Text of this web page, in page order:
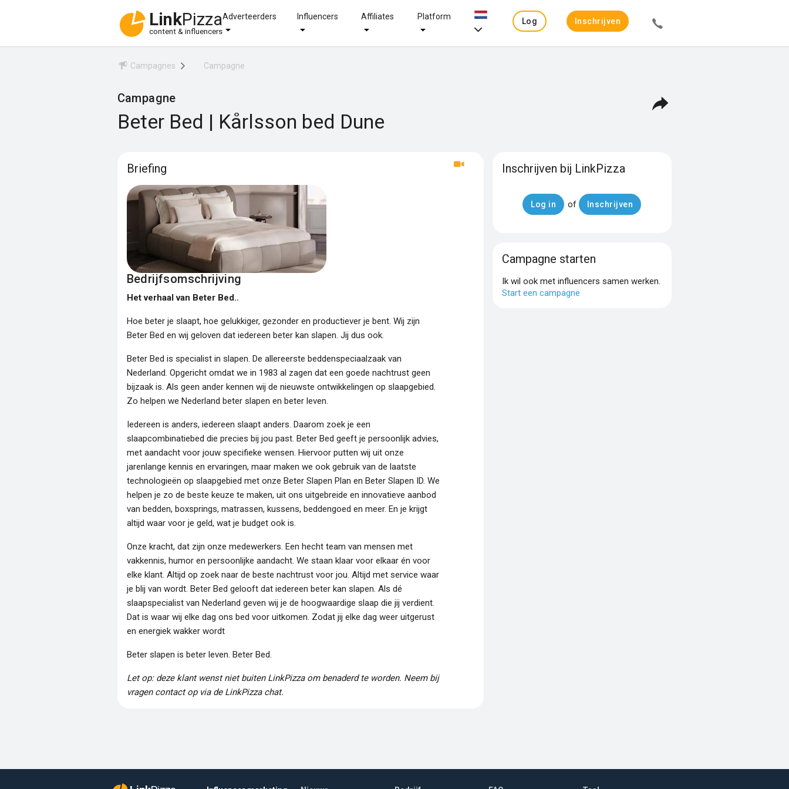
LinkPizza
content & influencers
Adverteerders Influencers Affiliates Platform
Log
Inschrijven
Campagnes Campagne
Campagne
Beter Bed | Kårlsson bed Dune
Briefing
Bedrijfsomschrijving
Het verhaal van Beter Bed..
Hoe beter je slaapt, hoe gelukkiger, gezonder en productiever je bent. Wij zijn
Beter Bed en wij geloven dat iedereen beter kan slapen. Jij dus ook.
Beter Bed is specialist in slapen. De allereerste beddenspeciaalzaak van
Nederland. Opgericht omdat we in 1983 al zagen dat een goede nachtrust geen
bijzaak is. Als geen ander kennen wij de nieuwste ontwikkelingen op slaapgebied.
Zo helpen we Nederland beter slapen en beter leven.
Iedereen is anders, iedereen slaapt anders. Daarom zoek je een
slaapcombinatiebed die precies bij jou past. Beter Bed geeft je persoonlijk advies,
met aandacht voor jouw specifieke wensen. Hiervoor putten wij uit onze
jarenlange kennis en ervaringen, maar maken we ook gebruik van de laatste
technologieën op slaapgebied met onze Beter Slapen Plan en Beter Slapen ID. We
helpen je zo de beste keuze te maken, uit ons uitgebreide en innovatieve aanbod
van bedden, boxsprings, matrassen, kussens, beddengoed en meer. En je krijgt
altijd waar voor je geld, wat je budget ook is.
Onze kracht, dat zijn onze medewerkers. Een hecht team van mensen met
vakkennis, humor en persoonlijke aandacht. We staan klaar voor elkaar én voor
elke klant. Altijd op zoek naar de beste nachtrust voor jou. Altijd met service waar
je blij van wordt. Beter Bed gelooft dat iedereen beter kan slapen. Als dé
slaapspecialist van Nederland geven wij je de hoogwaardige slaap die jij verdient.
Dat is waar wij elke dag ons bed voor uitkomen. Zodat jij elke dag weer uitgerust
en energiek wakker wordt
Beter slapen is beter leven. Beter Bed.
Let op: deze klant wenst niet buiten LinkPizza om benaderd te worden. Neem bij
vragen contact op via de LinkPizza chat.
Inschrijven bij LinkPizza
Log in of Inschrijven
Campagne starten
Ik wil ook met influencers samen werken.
Start een campagne